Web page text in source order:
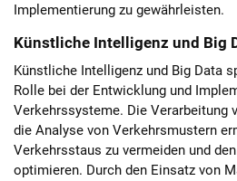
Implementierung zu gewährleisten.
Künstliche Intelligenz und Big
Künstliche Intelligenz und Big Data
Rolle bei der Entwicklung und
Verkehrssysteme. Die Verarbeitung
die Analyse von Verkehrsmustern
Verkehrsstaus zu vermeiden und
optimieren. Durch den Einsatz von